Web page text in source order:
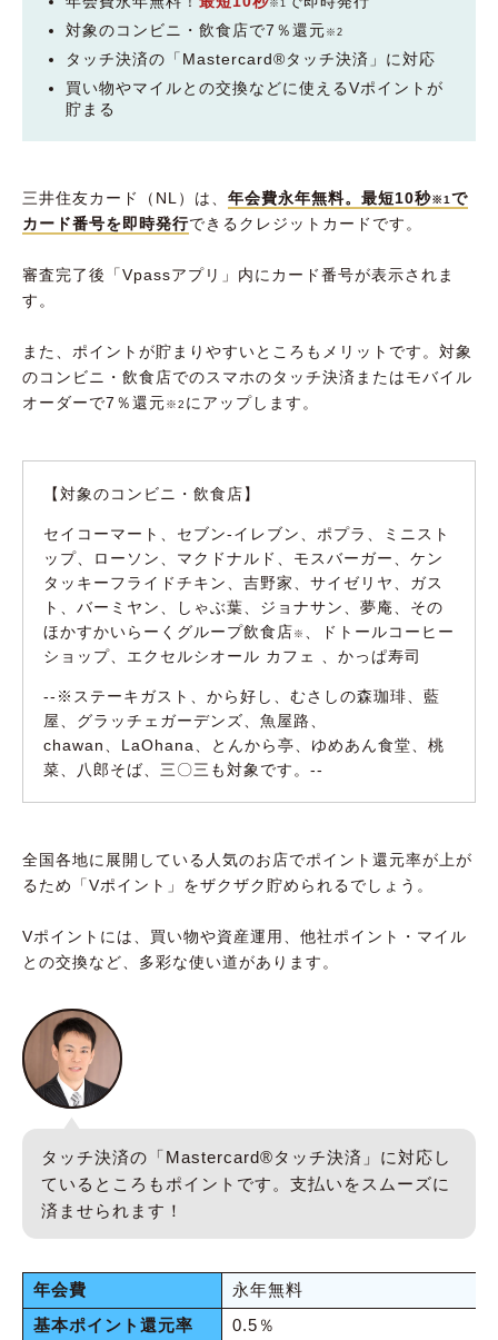
※1
対象のコンビニ・飲食店で7％還元 ※2
タッチ決済の「Mastercard®︎タッチ決済」に対応
買い物やマイルとの交換などに使えるVポイントが
貯まる
三井住友カード（NL）は、 年会費永年無料。最短10秒※1 で
カード番号を即時発行できるクレジットカードです。
審査完了後「Vpassアプリ」内にカード番号が表示されま
す。
また、ポイントが貯まりやすいところもメリットです。対象
のコンビニ・飲食店でのスマホのタッチ決済またはモバイル
オーダーで7％還元※2 にアップします。
【対象のコンビニ・飲食店】
セイコーマート、セブン‐イレブン、ポプラ、ミニスト
ップ、ローソン、マクドナルド、モスバーガー、ケン
タッキーフライドチキン、吉野家、サイゼリヤ、ガス
ト、バーミヤン、しゃぶ葉、ジョナサン、夢庵、その
ほかすかいらーくグループ飲食店 ※
、ドトールコーヒー
ショップ、エクセルシオール カフェ 、かっぱ寿司
--※ステーキガスト、から好し、むさしの森珈琲、藍
屋、グラッチェガーデンズ、魚屋路、
chawan、LaOhana、とんから亭、ゆめあん食堂、桃
菜、八郎そば、三〇三も対象です。--
全国各地に展開している人気のお店でポイント還元率が上が
るため「Vポイント」をザクザク貯められるでしょう。
Vポイントには、買い物や資産運用、他社ポイント・マイル
との交換など、多彩な使い道があります。
タッチ決済の「Mastercard®︎タッチ決済」に対応し
ているところもポイントです。支払いをスムーズに
済ませられます！
年会費
永年無料
基本ポイント還元率
0.5％